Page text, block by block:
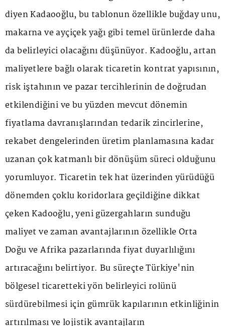
diyen Kadaooğlu, bu tablonun özellikle buğday unu,
makarna ve ayçiçek yağı gibi temel ürünlerde daha
da belirleyici olacağını düşünüyor. Kadooğlu, artan
maliyetlere bağlı olarak ticaretin kontrat yapısının,
risk iştahının ve pazar tercihlerinin de doğrudan
etkilendiğini ve bu yüzden mevcut dönemin
fiyatlama davranışlarından tedarik zincirlerine,
rekabet dengelerinden üretim planlamasına kadar
uzanan çok katmanlı bir dönüşüm süreci olduğunu
yorumluyor. Ticaretin tek hat üzerinden yürüdüğü
dönemden çoklu koridorlara geçildiğine dikkat
çeken Kadooğlu, yeni güzergahların sunduğu
maliyet ve zaman avantajlarının özellikle Orta
Doğu ve Afrika pazarlarında fiyat duyarlılığını
artıracağını belirtiyor. Bu süreçte Türkiye'nin
bölgesel ticaretteki yön belirleyici rolünü
sürdürebilmesi için gümrük kapılarının etkinliğinin
artırılması ve lojistik avantajların